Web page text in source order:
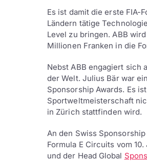
Es ist damit die erste FIA-
Ländern tätige
Level zu bringen. ABB
Millionen Franken in die
Nebst ABB engagiert sich
der Welt. Julius Bär war
Sponsorship Awards. Es
Sportweltmeisterschaft
in Zürich stattfinden wird.
An den Swiss
Formula E Circuits vom
und der Head Global